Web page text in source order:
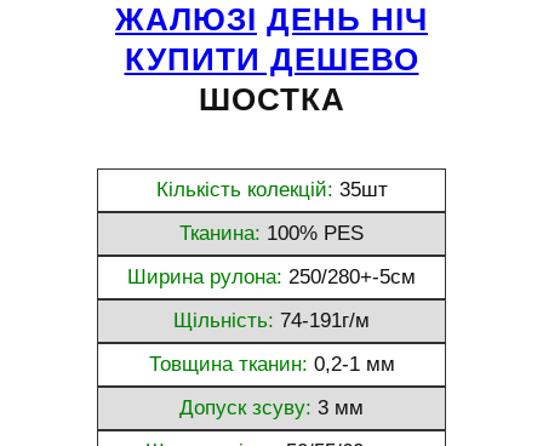
ЖАЛЮЗІ ДЕНЬ НІЧ
КУПИТИ ДЕШЕВО
ШОСТКА
Кількість колекцій: 35шт
Тканина: 100% PES
Ширина рулона: 250/280+-5см
Щільність: 74-191г/м
Товщина тканин: 0,2-1 мм
Допуск зсуву: 3 мм